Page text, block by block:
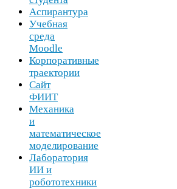
Аспирантура
Учебная
среда
Moodle
Корпоративные
траектории
Сайт
ФИИТ
Механика
и
математическое
моделирование
Лаборатория
ИИ и
робототехники